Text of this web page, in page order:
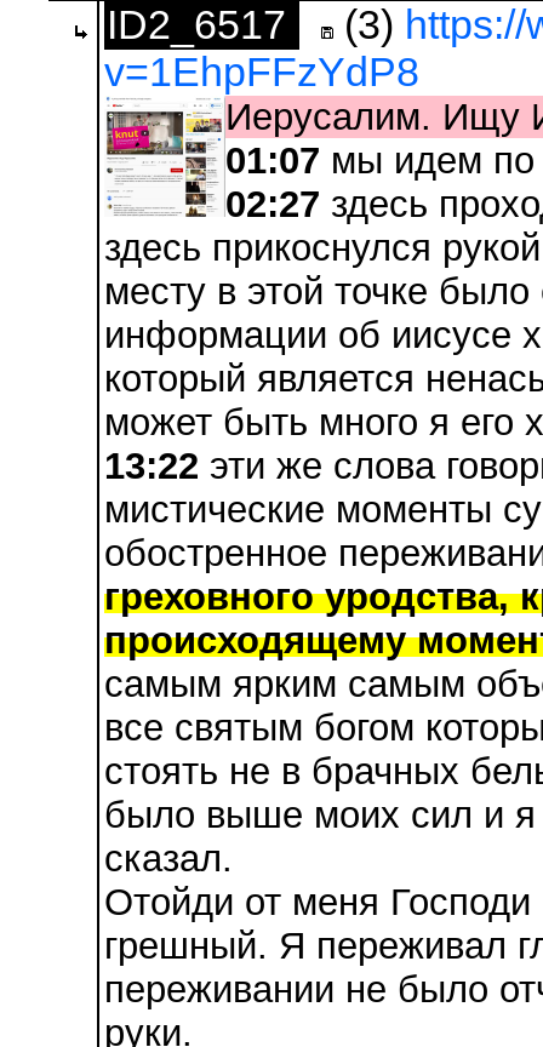
ID2_6517
(3) https://
v=1EhpFFzYdP8
Иерусалим. Ищу
01:07 мы идем по
02:27 здесь
здесь прикоснулся
месту в этой точке
информации об иисусе
который является
может быть много я его
13:22 эти же слова
мистические моменты
обостренное
греховного уродства,
происходящему
самым ярким самым
все святым богом
стоять не в брачных
было выше моих сил и я
сказал.
Отойди от меня
грешный. Я переживал
переживании не было
руки.